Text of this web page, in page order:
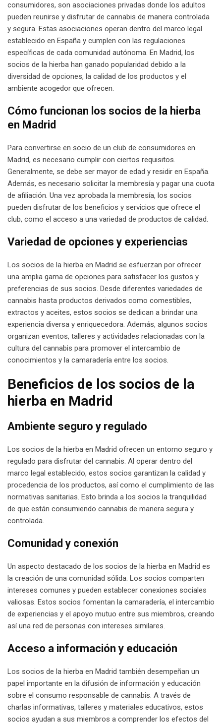
consumidores, son asociaciones privadas donde los adultos
pueden reunirse y disfrutar de cannabis de manera controlada
y segura. Estas asociaciones operan dentro del marco legal
establecido en España y cumplen con las regulaciones
específicas de cada comunidad autónoma. En Madrid, los
socios de la hierba han ganado popularidad debido a la
diversidad de opciones, la calidad de los productos y el
ambiente acogedor que ofrecen.
Cómo funcionan los socios de la hierba
en Madrid
Para convertirse en socio de un club de consumidores en
Madrid, es necesario cumplir con ciertos requisitos.
Generalmente, se debe ser mayor de edad y residir en España.
Además, es necesario solicitar la membresía y pagar una cuota
de afiliación. Una vez aprobada la membresía, los socios
pueden disfrutar de los beneficios y servicios que ofrece el
club, como el acceso a una variedad de productos de calidad.
Variedad de opciones y experiencias
Los socios de la hierba en Madrid se esfuerzan por ofrecer
una amplia gama de opciones para satisfacer los gustos y
preferencias de sus socios. Desde diferentes variedades de
cannabis hasta productos derivados como comestibles,
extractos y aceites, estos socios se dedican a brindar una
experiencia diversa y enriquecedora. Además, algunos socios
organizan eventos, talleres y actividades relacionadas con la
cultura del cannabis para promover el intercambio de
conocimientos y la camaradería entre los socios.
Beneficios de los socios de la
hierba en Madrid
Ambiente seguro y regulado
Los socios de la hierba en Madrid ofrecen un entorno seguro y
regulado para disfrutar del cannabis. Al operar dentro del
marco legal establecido, estos socios garantizan la calidad y
procedencia de los productos, así como el cumplimiento de las
normativas sanitarias. Esto brinda a los socios la tranquilidad
de que están consumiendo cannabis de manera segura y
controlada.
Comunidad y conexión
Un aspecto destacado de los socios de la hierba en Madrid es
la creación de una comunidad sólida. Los socios comparten
intereses comunes y pueden establecer conexiones sociales
valiosas. Estos socios fomentan la camaradería, el intercambio
de experiencias y el apoyo mutuo entre sus miembros, creando
así una red de personas con intereses similares.
Acceso a información y educación
Los socios de la hierba en Madrid también desempeñan un
papel importante en la difusión de información y educación
sobre el consumo responsable de cannabis. A través de
charlas informativas, talleres y materiales educativos, estos
socios ayudan a sus miembros a comprender los efectos del